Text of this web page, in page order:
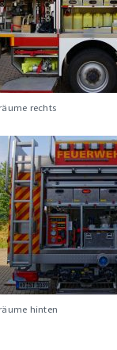
rechts
hinten